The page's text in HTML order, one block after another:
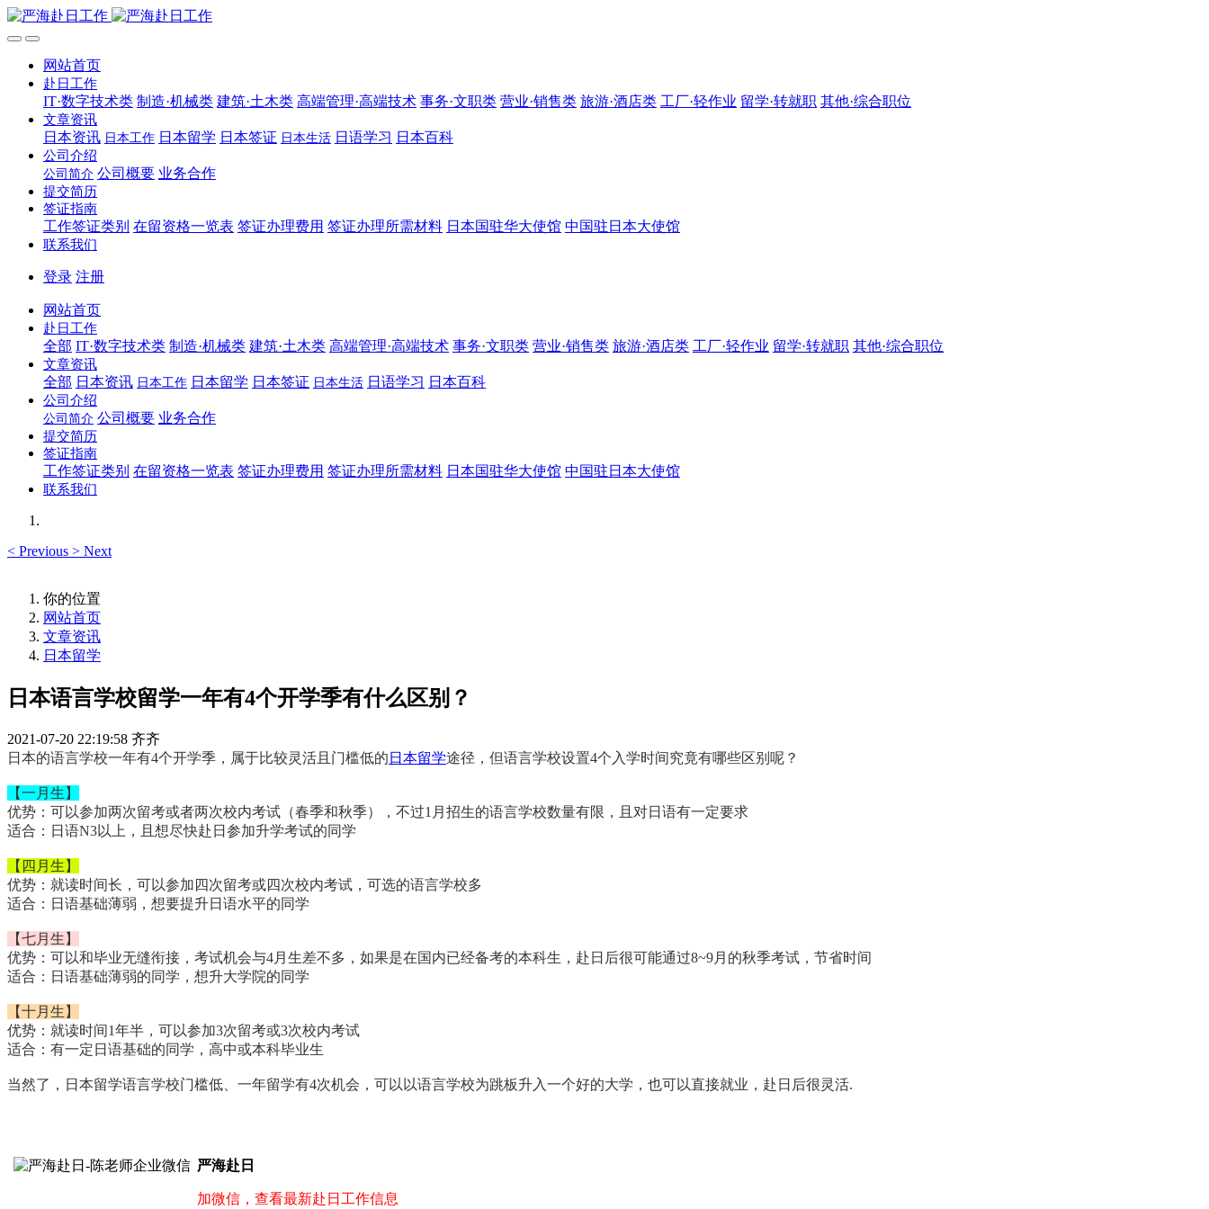
网站首页
赴日工作
IT·数字技术类 制造·机械类 建筑·土木类 高端管理·高端技术 事务·文职类 营业·销售类 旅游·酒店类 工厂·轻作业 留学·转就职 其他·综合职位
文章资讯
日本资讯 日本工作 日本留学 日本签证 日本生活 日语学习 日本百科
公司介绍
公司简介 公司概要 业务合作
提交简历
签证指南
工作签证类别 在留资格一览表 签证办理费用 签证办理所需材料 日本国驻华大使馆 中国驻日本大使馆
联系我们
登录 注册
网站首页
赴日工作
全部 IT·数字技术类 制造·机械类 建筑·土木类 高端管理·高端技术 事务·文职类 营业·销售类 旅游·酒店类 工厂·轻作业 留学·转就职 其他·综合职位
文章资讯
全部 日本资讯 日本工作 日本留学 日本签证 日本生活 日语学习 日本百科
公司介绍
公司简介 公司概要 业务合作
提交简历
签证指南
工作签证类别 在留资格一览表 签证办理费用 签证办理所需材料 日本国驻华大使馆 中国驻日本大使馆
联系我们
< Previous > Next
你的位置
网站首页
文章资讯
日本留学
日本语言学校留学一年有4个开学季有什么区别？
2021-07-20 22:19:58 齐齐
日本的语言学校一年有4个开学季，属于比较灵活且门槛低的 日本留学途径，但语言学校设置4个入学时间究竟有哪些区别呢？
【一月生】
优势：可以参加两次留考或者两次校内考试（春季和秋季），不过1月招生的语言学校数量有限，且对日语有一定要求
适合：日语N3以上，且想尽快赴日参加升学考试的同学
【四月生】
优势：就读时间长，可以参加四次留考或四次校内考试，可选的语言学校多
适合：日语基础薄弱，想要提升日语水平的同学
【七月生】
优势：可以和毕业无缝衔接，考试机会与4月生差不多，如果是在国内已经备考的本科生，赴日后很可能通过8~9月的秋季考试，节省时间
适合：日语基础薄弱的同学，想升大学院的同学
【十月生】
优势：就读时间1年半，可以参加3次留考或3次校内考试
适合：有一定日语基础的同学，高中或本科毕业生
当然了，日本留学语言学校门槛低、一年留学有4次机会，可以以语言学校为跳板升入一个好的大学，也可以直接就业，赴日后很灵活.
严海赴日
加微信，查看最新赴日工作信息